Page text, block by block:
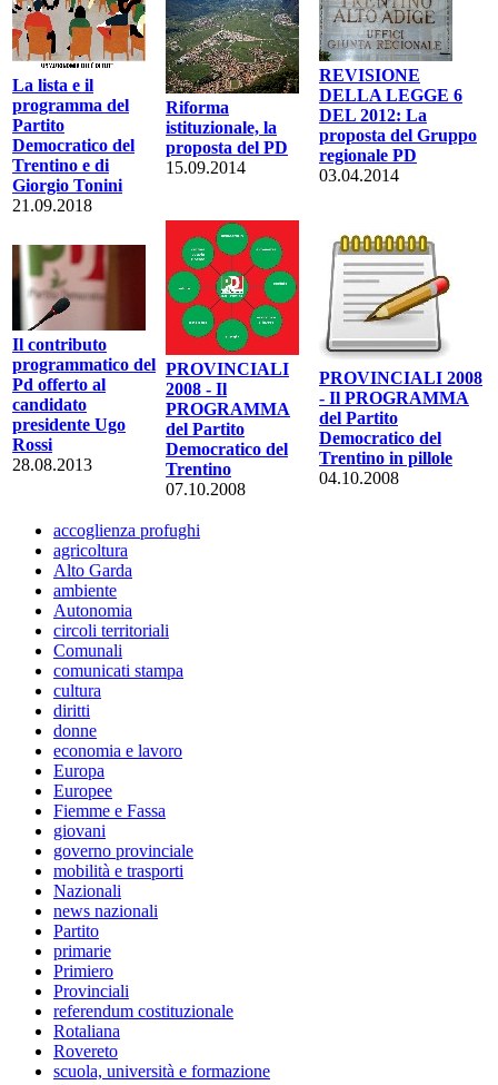
La lista e il
programma del
Partito
Democratico del
Trentino e di
Giorgio Tonini
21.09.2018
Riforma
istituzionale, la
proposta del PD
15.09.2014
REVISIONE
DELLA LEGGE 6
DEL 2012: La
proposta del Gruppo
regionale PD
03.04.2014
Il contributo
programmatico del
Pd offerto al
candidato
presidente Ugo
Rossi
28.08.2013
PROVINCIALI
2008 - Il
PROGRAMMA
del Partito
Democratico del
Trentino
07.10.2008
PROVINCIALI 2008
- Il PROGRAMMA
del Partito
Democratico del
Trentino in pillole
04.10.2008
accoglienza profughi
agricoltura
Alto Garda
ambiente
Autonomia
circoli territoriali
Comunali
comunicati stampa
cultura
diritti
donne
economia e lavoro
Europa
Europee
Fiemme e Fassa
giovani
governo provinciale
mobilità e trasporti
Nazionali
news nazionali
Partito
primarie
Primiero
Provinciali
referendum costituzionale
Rotaliana
Rovereto
scuola, università e formazione